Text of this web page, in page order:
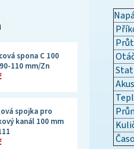
spona C 100
110 mm/Zn
spojka pro
kanál 100 mm